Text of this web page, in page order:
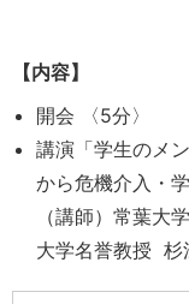
【内容】
開会 〈5分〉
講演「学生のメ
から危機介入・
（講師）常葉大
大学名誉教授